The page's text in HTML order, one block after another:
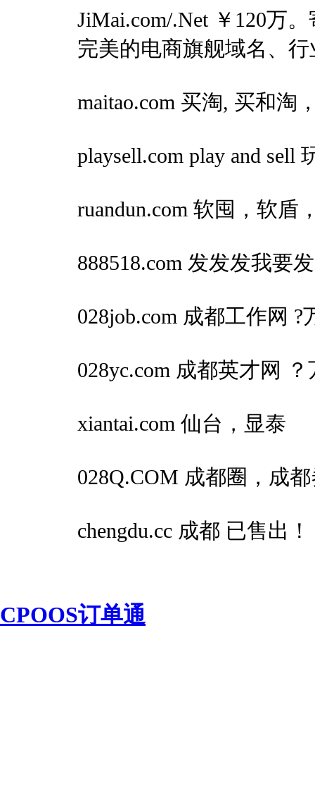
JiMai.com/.Net ￥120万
完美的电商旗舰域名、
maitao.com 买淘, 买和淘
playsell.com play and sell
ruandun.com 软囤，软盾
888518.com 发发发我要
028job.com 成都工作网 ?
028yc.com 成都英才网 ？
xiantai.com 仙台，显泰
028Q.COM 成都圈，成
chengdu.cc 成都 已售出
CPOOS订单通